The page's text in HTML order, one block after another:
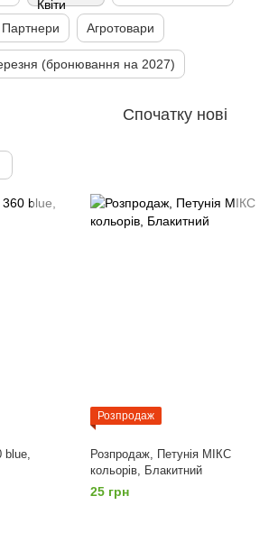
Партнери Агротовари
(бронювання на 2027)
Спочатку нові
blue,
Розпродаж
Розпродаж, Петунія МІКС
кольорів, Блакитний
25 грн